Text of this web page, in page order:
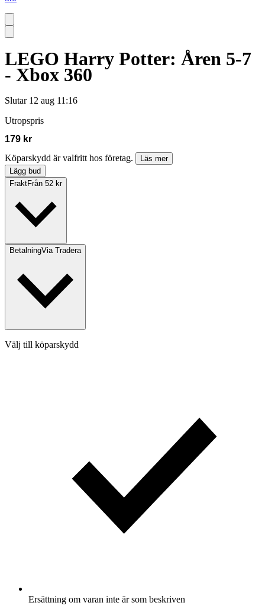
LEGO Harry Potter: Åren 5-7
- Xbox 360
Slutar 12 aug 11:16
Utropspris
179 kr
Köparskydd är valfritt hos företag.
Läs mer
Lägg bud
FraktFrån 52 kr
BetalningVia Tradera
Välj till köparskydd
Ersättning om varan inte är som beskriven